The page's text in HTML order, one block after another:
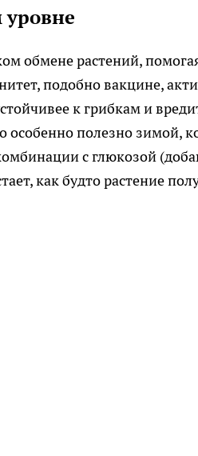
уровне
обмене растений,
подобно вакцине,
к грибкам и
особенно полезно зимой,
с глюкозой
как будто растение